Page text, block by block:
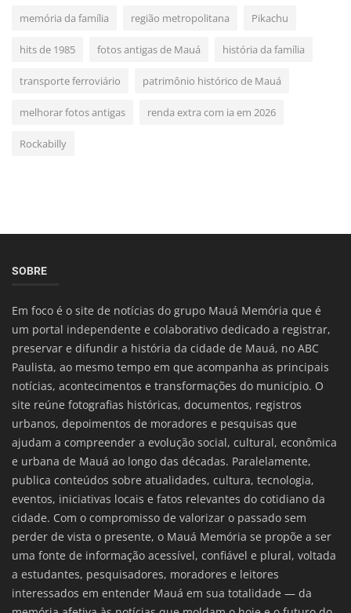
memória da família região metropolitana Pikachu
hits de 1985 fotos antigas de Mauá história da família
transporte ferroviário patrimônio histórico de Mauá
melhorar fotos antigas renda extra com ia em 2026
Rockabilly
SOBRE
Em foco é o site de notícias do grupo Mauá Memória que é
um portal independente e colaborativo dedicado a registrar,
preservar e difundir a história da cidade de Mauá, no ABC
Paulista, ao mesmo tempo em que acompanha as principais
notícias, acontecimentos e transformações do município. O
site reúne fotografias históricas, documentos, registros
urbanos, depoimentos de moradores e pesquisas que
ajudam a compreender a evolução social, cultural, econômica
e urbana de Mauá ao longo das décadas. Paralelamente,
publica conteúdos sobre atualidades, cultura, tecnologia,
eventos, iniciativas locais e fatos relevantes do cotidiano da
cidade. Com o compromisso de valorizar o passado sem
perder de vista o presente, o Mauá Memória se propõe a ser
uma fonte de informação acessível, confiável e plural, voltada
a estudantes, pesquisadores, moradores e leitores
interessados em entender Mauá em sua totalidade — da